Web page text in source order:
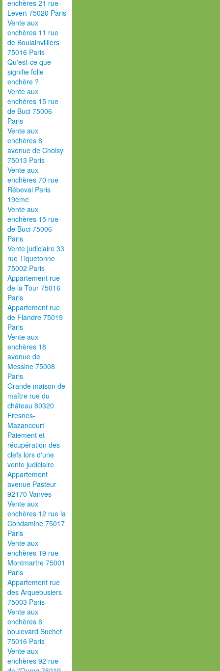
enchères 21 rue
Levert 75020 Paris
Vente aux
enchères 11 rue
de Boulainvilliers
75016 Paris
Qu'est-ce que
signifie folle
enchère ?
Vente aux
enchères 15 rue
de Buci 75006
Paris
Vente aux
enchères 8
avenue de Choisy
75013 Paris
Vente aux
enchères 70 rue
Rébeval Paris
19ème
Vente aux
enchères 15 rue
de Buci 75006
Paris
Vente judiciaire 33
rue Tiquetonne
75002 Paris
Appartement rue
de la Tour 75016
Paris
Appartement rue
de Flandre 75019
Paris
Vente aux
enchères 18
avenue de
Messine 75008
Paris
Grande maison de
maître rue du
château 80320
Fresnes-
Mazancourt
Paiement et
récupération des
clefs lors d'une
vente judiciaire
Appartement
avenue Pasteur
92170 Vanves
Vente aux
enchères 12 rue la
Condamine 75017
Paris
Vente aux
enchères 19 rue
Montmartre 75001
Paris
Appartement rue
des Arquebusiers
75003 Paris
Vente aux
enchères 6
boulevard Suchet
75016 Paris
Vente aux
enchères 92 rue